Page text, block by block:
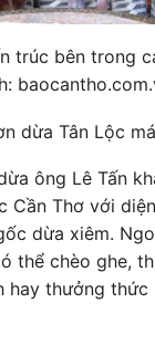
trúc bên trong
dừa Tân Lộc
ông Lê Tấn
Cần Thơ với
dừa xiêm.
thể chèo ghe,
hay thưởng thức